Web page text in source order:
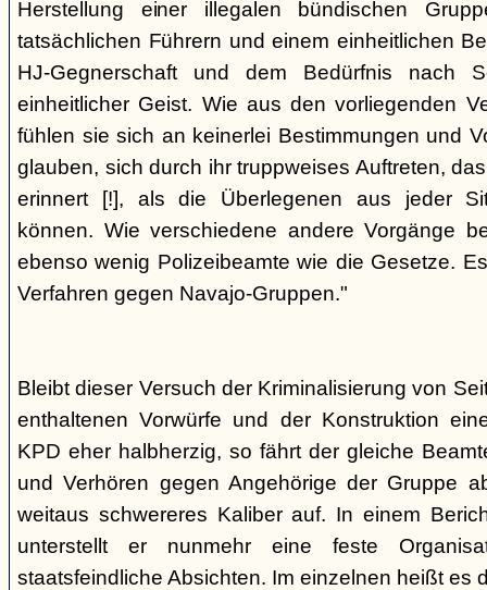
Herstellung einer illegalen bündischen
tatsächlichen Führern und einem einheitlichen
HJ-Gegnerschaft und dem Bedürfnis nach
einheitlicher Geist. Wie aus den vorliegenden
fühlen sie sich an keinerlei Bestimmungen und
glauben, sich durch ihr truppweises Auftreten,
erinnert [!], als die Überlegenen aus jeder
können. Wie verschiedene andere Vorgänge
ebenso wenig Polizeibeamte wie die Gesetze.
Verfahren gegen Navajo-Gruppen."
Bleibt dieser Versuch der Kriminalisierung von
enthaltenen Vorwürfe und der Konstruktion
KPD eher halbherzig, so fährt der gleiche
und Verhören gegen Angehörige der Gruppe
weitaus schwereres Kaliber auf. In einem
unterstellt er nunmehr eine feste
staatsfeindliche Absichten. Im einzelnen heißt es